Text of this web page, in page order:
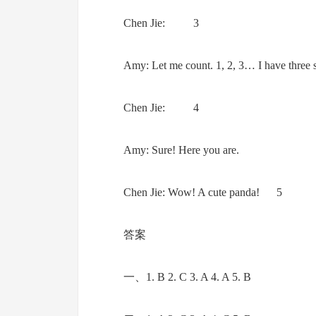
Chen Jie: 3
Amy: Let me count. 1, 2, 3… I have three
Chen Jie: 4
Amy: Sure! Here you are.
Chen Jie: Wow! A cute panda! 5
答案
一、1. B 2. C 3. A 4. A 5. B